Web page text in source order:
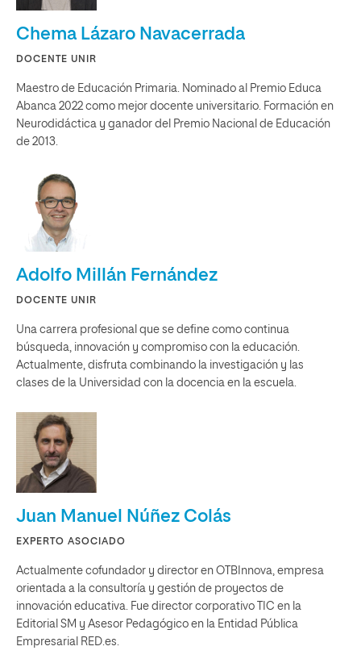
Chema Lázaro Navacerrada
DOCENTE UNIR
Maestro de Educación Primaria. Nominado al Premio Educa
Abanca 2022 como mejor docente universitario. Formación en
Neurodidáctica y ganador del Premio Nacional de Educación
de 2013.
Adolfo Millán Fernández
DOCENTE UNIR
Una carrera profesional que se define como continua
búsqueda, innovación y compromiso con la educación.
Actualmente, disfruta combinando la investigación y las
clases de la Universidad con la docencia en la escuela.
Juan Manuel Núñez Colás
EXPERTO ASOCIADO
Actualmente cofundador y director en OTBInnova, empresa
orientada a la consultoría y gestión de proyectos de
innovación educativa. Fue director corporativo TIC en la
Editorial SM y Asesor Pedagógico en la Entidad Pública
Empresarial RED.es.